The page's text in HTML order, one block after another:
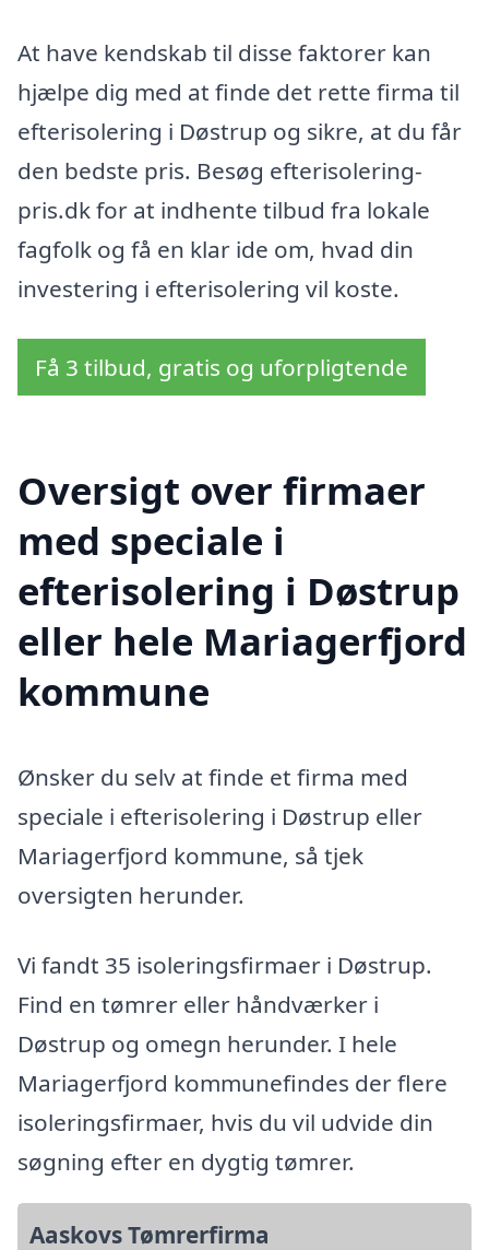
At have kendskab til disse faktorer kan
hjælpe dig med at finde det rette firma til
efterisolering i Døstrup og sikre, at du får
den bedste pris. Besøg efterisolering-
pris.dk for at indhente tilbud fra lokale
fagfolk og få en klar ide om, hvad din
investering i efterisolering vil koste.
Få 3 tilbud, gratis og uforpligtende
Oversigt over firmaer
med speciale i
efterisolering i Døstrup
eller hele Mariagerfjord
kommune
Ønsker du selv at finde et firma med
speciale i efterisolering i Døstrup eller
Mariagerfjord kommune, så tjek
oversigten herunder.
Vi fandt 35 isoleringsfirmaer i Døstrup.
Find en tømrer eller håndværker i
Døstrup og omegn herunder. I hele
Mariagerfjord kommunefindes der flere
isoleringsfirmaer, hvis du vil udvide din
søgning efter en dygtig tømrer.
Aaskovs Tømrerfirma